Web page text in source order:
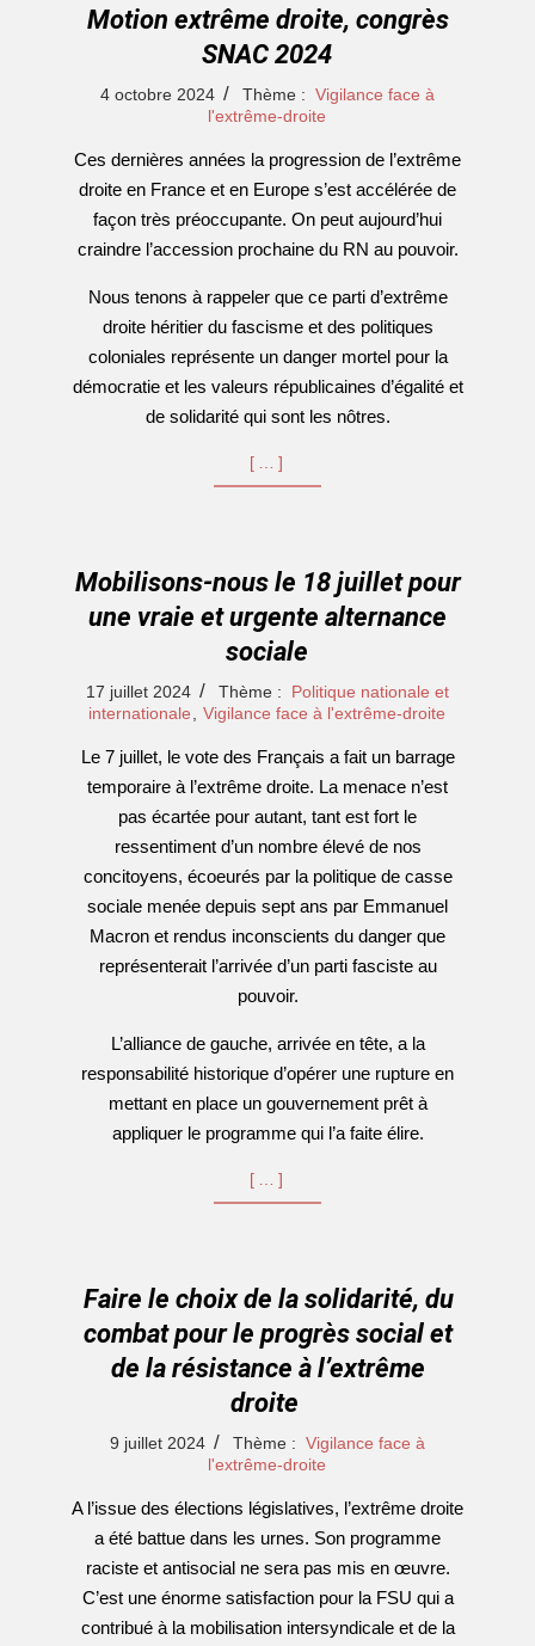
Motion extrême droite, congrès
SNAC 2024
2024-4 octobre 2024 Thème : Vigilance face à
l'extrême-droite
Ces dernières années la progression de l’extrême
droite en France et en Europe s’est accélérée de
façon très préoccupante. On peut aujourd’hui
craindre l’accession prochaine du RN au pouvoir.
Nous tenons à rappeler que ce parti d’extrême
droite héritier du fascisme et des politiques
coloniales représente un danger mortel pour la
démocratie et les valeurs républicaines d’égalité et
de solidarité qui sont les nôtres.
[…]
Mobilisons-nous le 18 juillet pour
une vraie et urgente alternance
sociale
2024-
07-
17 juillet 2024 Thème :
Politique nationale et
internationale
Vigilance face à l'extrême-droite
Le 7 juillet, le vote des Français a fait un barrage
temporaire à l’extrême droite. La menace n’est
pas écartée pour autant, tant est fort le
ressentiment d’un nombre élevé de nos
concitoyens, écoeurés par la politique de casse
sociale menée depuis sept ans par Emmanuel
Macron et rendus inconscients du danger que
représenterait l’arrivée d’un parti fasciste au
pouvoir.
L’alliance de gauche, arrivée en tête, a la
responsabilité historique d’opérer une rupture en
mettant en place un gouvernement prêt à
appliquer le programme qui l’a faite élire.
[…]
Faire le choix de la solidarité, du
combat pour le progrès social et
de la résistance à l’extrême
droite
2024-9 juillet 2024 Thème : Vigilance face à
l'extrême-droite
A l’issue des élections législatives, l’extrême droite
a été battue dans les urnes. Son programme
raciste et antisocial ne sera pas mis en œuvre.
C’est une énorme satisfaction pour la FSU qui a
contribué à la mobilisation intersyndicale et de la